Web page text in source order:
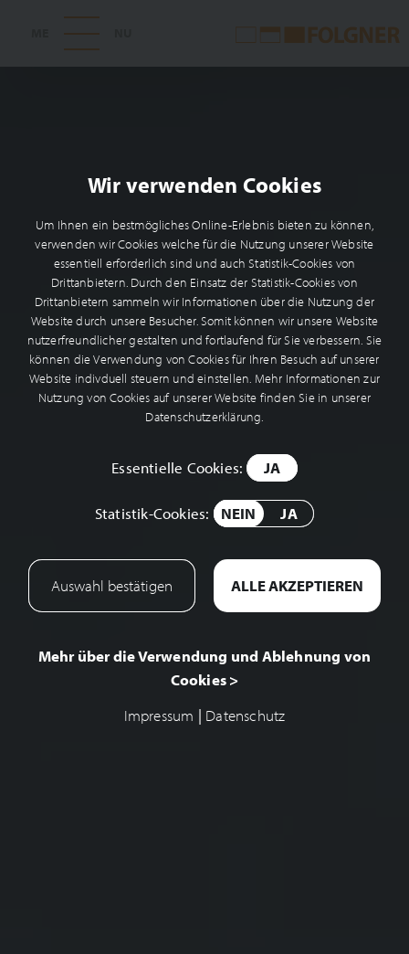
Wir verwenden Cookies
Um Ihnen ein bestmögliches Online-Erlebnis bieten zu können,
verwenden wir Cookies welche für die Nutzung unserer Website
essentiell erforderlich sind und auch Statistik-Cookies von
Drittanbietern. Durch den Einsatz der Statistik-Cookies von
Drittanbietern sammeln wir Informationen über die Nutzung der
Website durch unsere Besucher. Somit können wir unsere Website
nutzerfreundlicher gestalten und fortlaufend für Sie verbessern. Sie
können die Verwendung von Cookies für Ihren Besuch auf unserer
Website indivduell steuern und einstellen. Mehr Informationen zur
Nutzung von Cookies auf unserer Website finden Sie in unserer
Datenschutzerklärung.
Essentielle Cookies: JA
Statistik-Cookies: NEIN JA
Mehr über die Verwendung und Ablehnung von
Cookies >
Impressum | Datenschutz